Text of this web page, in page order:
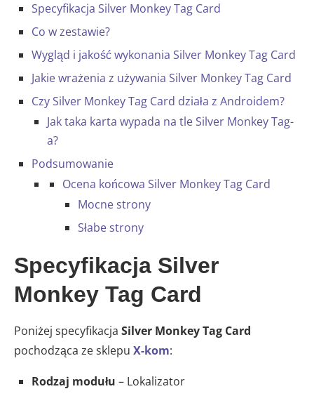
Specyfikacja Silver Monkey Tag Card
Co w zestawie?
Wygląd i jakość wykonania Silver Monkey Tag Card
Jakie wrażenia z używania Silver Monkey Tag Card
Czy Silver Monkey Tag Card działa z Androidem?
Jak taka karta wypada na tle Silver Monkey Tag-
a?
Podsumowanie
Ocena końcowa Silver Monkey Tag Card
Mocne strony
Słabe strony
Specyfikacja Silver
Monkey Tag Card
Poniżej specyfikacja Silver Monkey Tag Card
pochodząca ze sklepu X-kom:
Rodzaj modułu – Lokalizator